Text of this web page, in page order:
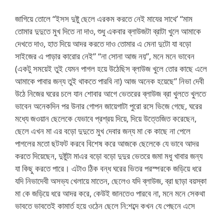
জাগিয়ে তোলে “ইসস দুষ্টু ছেলে এরকম করতে নেই মাযের সাথে’ “মাম
তোমার দুদুতে মুখ দিতে না দাও, শুধু একবার ব্লাউজটা ব্রাটা খুলে আমাকে
দেখতে দাও, হাত দিয়ে আদর করতে দাও তোমার এ মেনা দুটো যা বড়ো
সাইজের এ পাড়ার কারোর নেই” “না সোনা আজ নয়”, মনে মনে ভাবেন
(একটু সময়েই তুই যেমন পাগল হয়ে উঠেছিস ব্লাউজ খুলে তোর কাছে এলে
আমাকে পাবার জন্য তুই থাকতে পারবি না) আজ অনেক হয়েছে” নিভা দেবী
উঠে নিজের ঘরের চলে যান শোবার আগে ভেতরের ব্লাউজ ব্রা খুলতে খুলতে
ভাবেন অনেকদিন পর উনার গোপন জায়েগাটা পুরো রসে ভিজে গেছে, ঘরের
মধ্যে জওয়ান ছেলেকে যেভাবে প্রশ্রয় দিয়ে, দিয়ে উত্তেজিত করেছেন,
ছেলে এখন মা এর বড়ো দুদুতে মুখ দেবার জন্য মা কে কাছে না পেলে
পাগলের মতো ছটফট করবে বিশেষ করে আজকে ছেলেকে যে ভাবে আদর
করতে দিয়েছেন, দুষ্টুটা মাএর বড়ো বড়ো দুদুর ভেতরে জমা মধু খাবার জন্য
যা কিছু করতে পারে। এটাও ঠিক বন্ধ ঘরের ভিতর পরস্পরকে জড়িয়ে ধরে
যদি নিভাদেবী অসভ্য খেলায়ে মাতেন, ছেলেও যদি ব্লাউজ, ব্রা ছাড়া বয়স্কা
মা কে জড়িয়ে ধরে আদর করে, কেউই জানতেও পারবে না, মনে মনে সেকথা
ভাবতে ভাবতেই কামার্ত হয়ে ওঠেন ছেলে নি:শব্দে কখন যে পেছনে এসে